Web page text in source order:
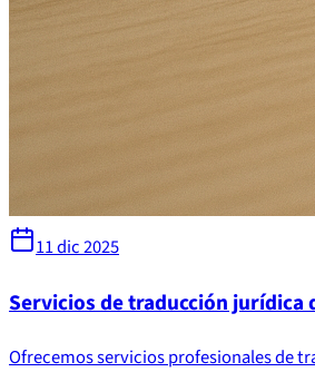
11 dic 2025
Servicios de traducción jurídica
Ofrecemos servicios profesionales de